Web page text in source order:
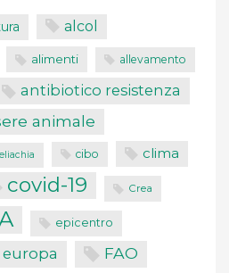
alcol
alimenti allevamento
antibiotico resistenza
animale
cibo clima
covid-19 Crea
epicentro
europa FAO